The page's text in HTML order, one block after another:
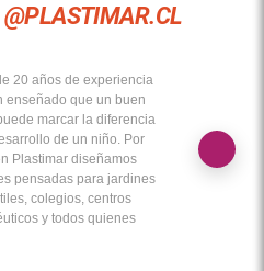
@PLASTIMAR.CL